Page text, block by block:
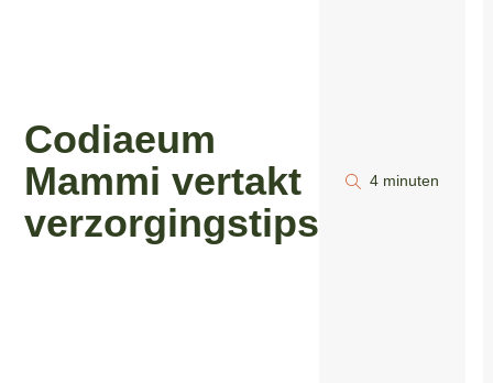
Codiaeum
Mammi vertakt
verzorgingstips
4 minuten